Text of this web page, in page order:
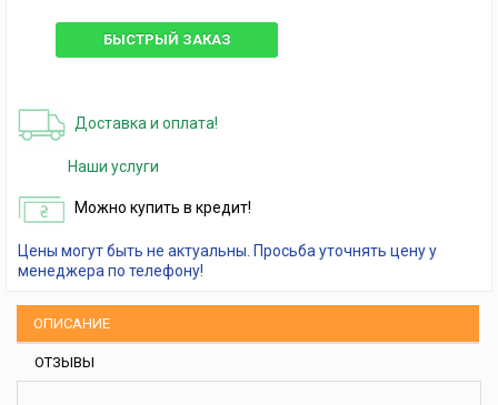
БЫСТРЫЙ ЗАКАЗ
Доставка и оплата!
Наши услуги
Можно купить в кредит!
Цены могут быть не актуальны. Просьба уточнять цену у
менеджера по телефону!
ОПИСАНИЕ
ОТЗЫВЫ